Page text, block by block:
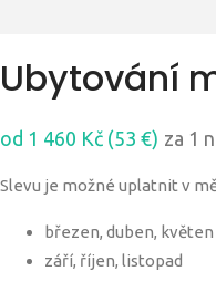
Ubytování
od 1 460 Kč (53 €) za 1
Slevu je možné uplatnit v
březen, duben, květen
září, říjen, listopad